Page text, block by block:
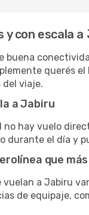
y con escala a
buena
querés
del viaje.
a Jabiru
hay vuelo
durante el día y
que
vuelan a Jabiru
de equipaje,